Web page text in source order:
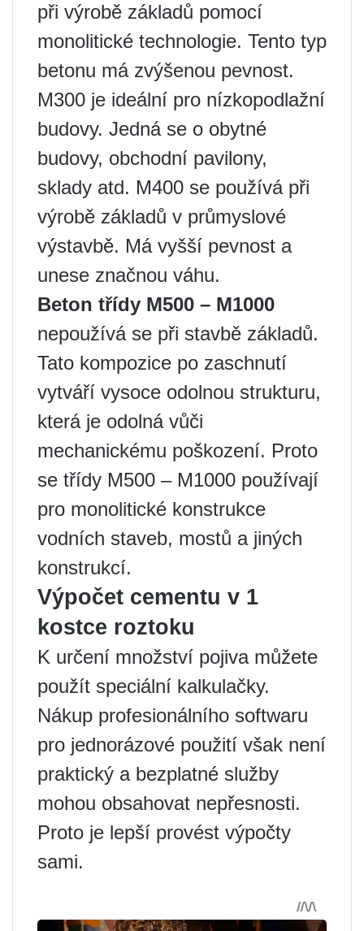
při výrobě základů pomocí
monolitické technologie. Tento typ
betonu má zvýšenou pevnost.
M300 je ideální pro nízkopodlažní
budovy. Jedná se o obytné
budovy, obchodní pavilony,
sklady atd. M400 se používá při
výrobě základů v průmyslové
výstavbě. Má vyšší pevnost a
unese značnou váhu.
Beton třídy M500 – M1000
nepoužívá se při stavbě základů.
Tato kompozice po zaschnutí
vytváří vysoce odolnou strukturu,
která je odolná vůči
mechanickému poškození. Proto
se třídy M500 – M1000 používají
pro monolitické konstrukce
vodních staveb, mostů a jiných
konstrukcí.
Výpočet cementu v 1
kostce roztoku
K určení množství pojiva můžete
použít speciální kalkulačky.
Nákup profesionálního softwaru
pro jednorázové použití však není
praktický a bezplatné služby
mohou obsahovat nepřesnosti.
Proto je lepší provést výpočty
sami.